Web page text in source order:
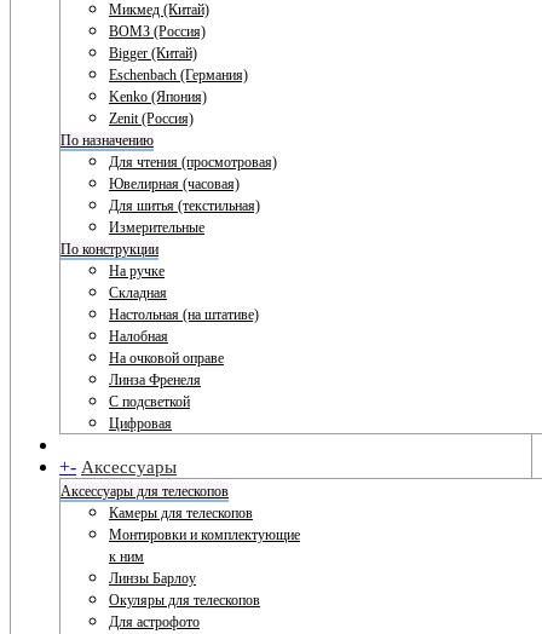
Микмед (Китай)
ВОМЗ (Россия)
Bigger (Китай)
Eschenbach (Германия)
Kenko (Япония)
Zenit (Россия)
По назначению
Для чтения (просмотровая)
Ювелирная (часовая)
Для шитья (текстильная)
Измерительные
По конструкции
На ручке
Складная
Настольная (на штативе)
Налобная
На очковой оправе
Линза Френеля
С подсветкой
Цифровая
+- Аксессуары
Аксессуары для телескопов
Камеры для телескопов
Монтировки и комплектующие
к ним
Линзы Барлоу
Окуляры для телескопов
Для астрофото